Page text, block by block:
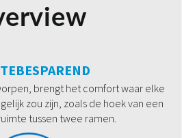
brengt het comfort waar elke
zou zijn, zoals de hoek van een
tussen twee ramen.